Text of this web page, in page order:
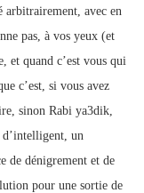
arbitrairement, avec en
pas, à vos yeux (et
et quand c’est vous qui
c’est, si vous avez
sinon Rabi ya3dik,
d’intelligent, un
de dénigrement et de
pour une sortie de